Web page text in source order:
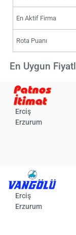
En Aktif Firma
Rota Puanı
En Uygun
Erciş
Erzurum
Erciş
Erzurum